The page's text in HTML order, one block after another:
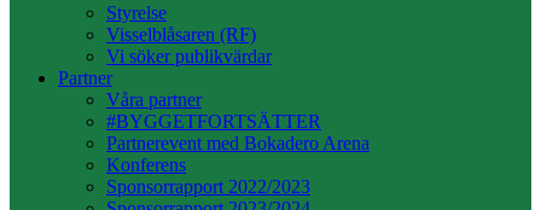
Styrelse
Visselblåsaren (RF)
Vi söker publikvärdar
Partner
Våra partner
#BYGGETFORTSÄTTER
Partnerevent med Bokadero Arena
Konferens
Sponsorrapport 2022/2023